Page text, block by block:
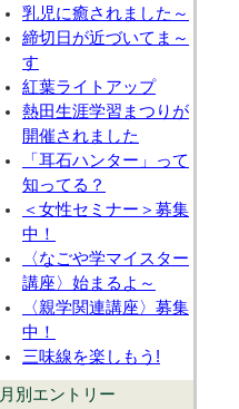
乳児に癒されました～
締切日が近づいてま～
す
紅葉ライトアップ
熱田生涯学習まつりが
開催されました
「耳石ハンター」って
知ってる？
＜女性セミナー＞募集
中！
〈なごや学マイスター
講座〉始まるよ～
〈親学関連講座〉募集
中！
三味線を楽しもう!
月別エントリー